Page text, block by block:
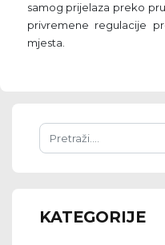
samog prijelaza preko
privremene regulacije
mjesta.
KATEGORIJE